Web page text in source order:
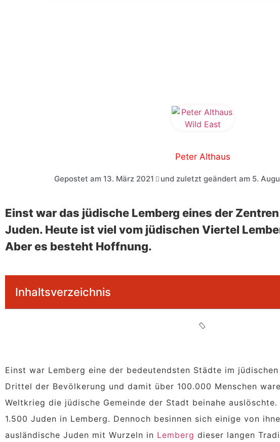
Peter Althaus
Gepostet am 13. März 2021 und zuletzt geändert am 5.
Einst war das jüdische Lemberg eines der
Juden. Heute ist viel vom jüdischen Viertel
Aber es besteht Hoffnung.
Inhaltsverzeichnis
Einst war Lemberg eine der bedeutendsten Städte im
Drittel der Bevölkerung und damit über 100.000 Menschen
Weltkrieg die jüdische Gemeinde der Stadt beinahe
1.500 Juden in Lemberg. Dennoch besinnen sich einige von
ausländische Juden mit Wurzeln in Lemberg dieser langen